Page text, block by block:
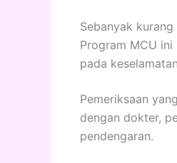
Sebanyak
Program MCU
pada
Pemeriksaan
dengan dokter,
pendengaran.